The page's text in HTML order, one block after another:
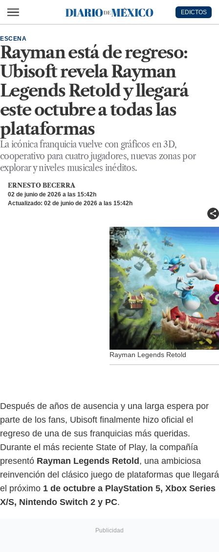
Diario de México
EDICTOS
Rayman está de regreso:
Ubisoft revela Rayman
Legends Retold y llegará
este octubre a todas las
plataformas
ESCENA
La icónica franquicia vuelve con gráficos en 3D,
cooperativo para cuatro jugadores, nuevas zonas por
explorar y niveles musicales inéditos.
ERNESTO BECERRA
02 de junio de 2026 a las 15:42h
Actualizado: 02 de junio de 2026 a las 15:42h
Rayman Legends Retold
Después de años de ausencia y una larga espera por
parte de los fans, Ubisoft finalmente hizo oficial el
regreso de una de sus franquicias más queridas.
Durante el más reciente State of Play, la compañía
presentó Rayman Legends Retold, una ambiciosa
reinvención del clásico juego de plataformas que llegará
el próximo 1 de octubre a PlayStation 5, Xbox Series
X/S, Nintendo Switch 2 y PC.